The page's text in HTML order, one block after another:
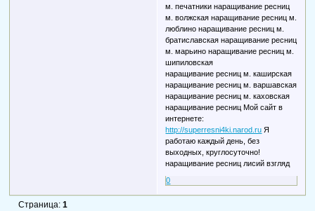
м. печатники наращивание ресниц
м. волжская наращивание ресниц м.
люблино наращивание ресниц м.
братиславская наращивание ресниц
м. марьино наращивание ресниц м.
шипиловская
наращивание ресниц м. каширская
наращивание ресниц м. варшавская
наращивание ресниц м. каховская
наращивание ресниц Мой сайт в
интернете:
http://superresni4ki.narod.ru Я
работаю каждый день, без
выходных, круглосуточно!
наращивание ресниц лисий взгляд
0
Страница: 1